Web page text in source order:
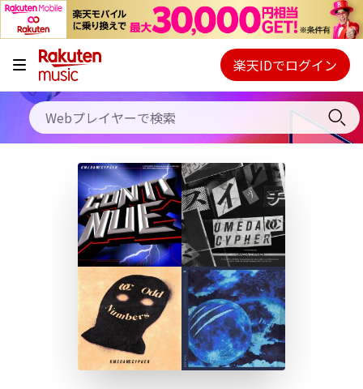
キャンペーン
料金プラン
使い方
初回30日間無料お試し
Webプレイヤー
ご契約内容の確認・変更
楽天IDでログイン